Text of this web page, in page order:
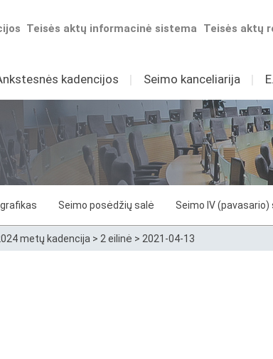
Teisės aktų
Teisės aktų informacinė sistema
kadencijos I Seimo kanceliarija I
grafikas Seimo posėdžių salė Seimo IV
metų kadencija > 2 eilinė > 2021-04-13